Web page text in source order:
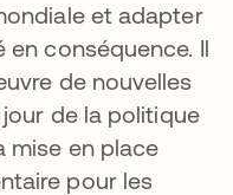
et adapter
conséquence. Il
de nouvelles
de la politique
mise en place
pour les